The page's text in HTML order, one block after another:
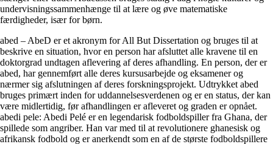
undervisningssammenhænge til at lære og øve matematiske
færdigheder, især for børn.
abed – AbeD er et akronym for All But Dissertation og bruges til at
beskrive en situation, hvor en person har afsluttet alle kravene til en
doktorgrad undtagen aflevering af deres afhandling. En person, der er
abed, har gennemført alle deres kursusarbejde og eksamener og
nærmer sig afslutningen af deres forskningsprojekt. Udtrykket abed
bruges primært inden for uddannelsesverdenen og er en status, der kan
være midlertidig, før afhandlingen er afleveret og graden er opnået.
abedi pele: Abedi Pelé er en legendarisk fodboldspiller fra Ghana, der
spillede som angriber. Han var med til at revolutionere ghanesisk og
afrikansk fodbold og er anerkendt som en af de største fodboldspillere